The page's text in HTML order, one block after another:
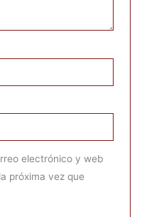
electrónico y web
próxima vez que